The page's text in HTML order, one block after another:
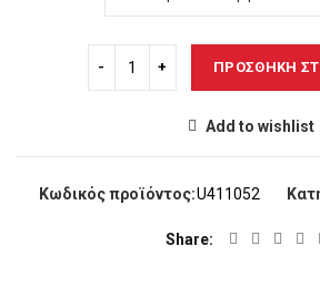
ΠΡΟΣΘΉΚΗ
Add to wishlist
Κωδικός προϊόντος:U411052
Share